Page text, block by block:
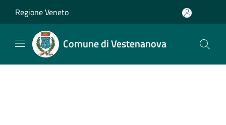
Regione Veneto
Comune di Vestenanova